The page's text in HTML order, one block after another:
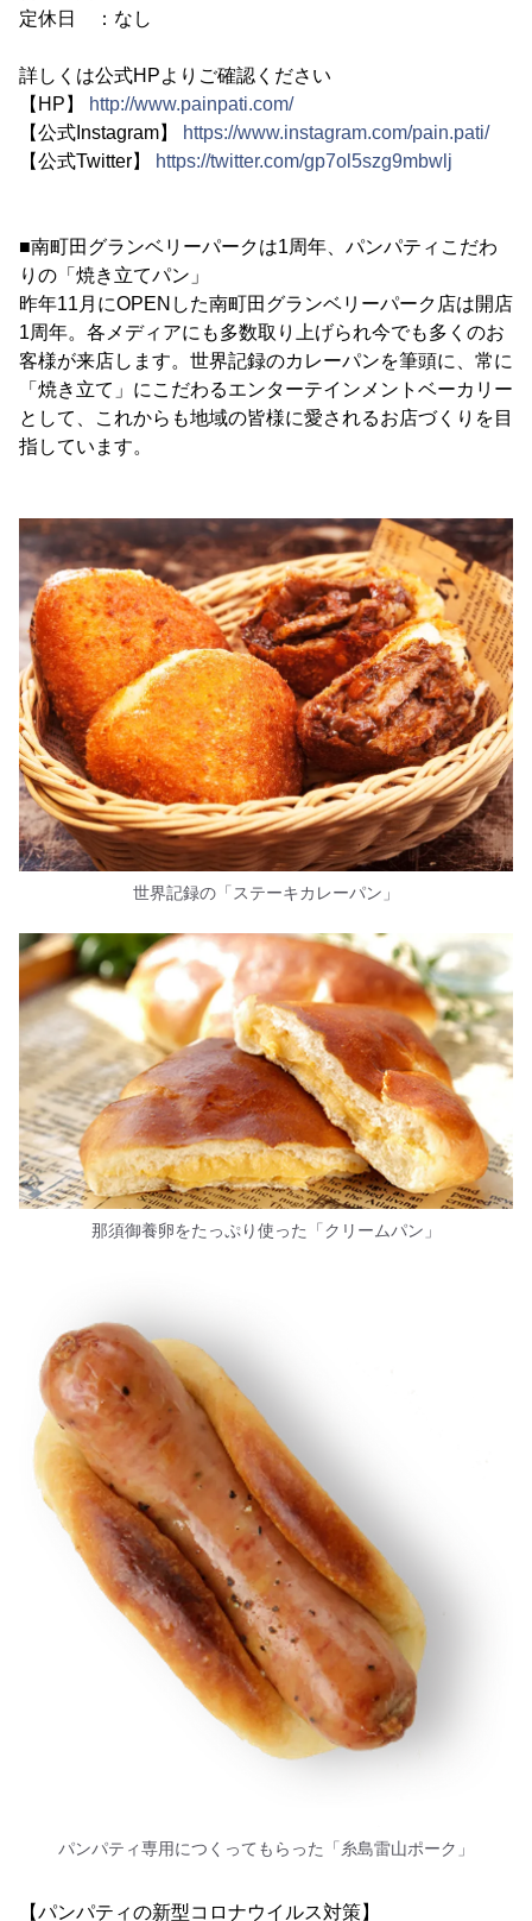
定休日 ：なし
詳しくは公式HPよりご確認ください
【HP】
http://www.painpati.com/
【公式Instagram】
https://www.instagram.com/pain.pati/
【公式Twitter】
https://twitter.com/gp7ol5szg9mbwlj
■南町田グランベリーパークは1周年、パンパティこだわ
りの「焼き立てパン」
昨年11月にOPENした南町田グランベリーパーク店は開店
1周年。各メディアにも多数取り上げられ今でも多くのお
客様が来店します。世界記録のカレーパンを筆頭に、常に
「焼き立て」にこだわるエンターテインメントベーカリー
として、これからも地域の皆様に愛されるお店づくりを目
指しています。
世界記録の「ステーキカレーパン」
那須御養卵をたっぷり使った「クリームパン」
パンパティ専用につくってもらった「糸島雷山ポーク」
【パンパティの新型コロナウイルス対策】